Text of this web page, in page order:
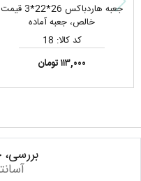
جعبه هاردباکس 26*22*3 قیمت
خالص، جعبه آماده
کد کالا: 18
۱۱۳,۰۰۰ تومان